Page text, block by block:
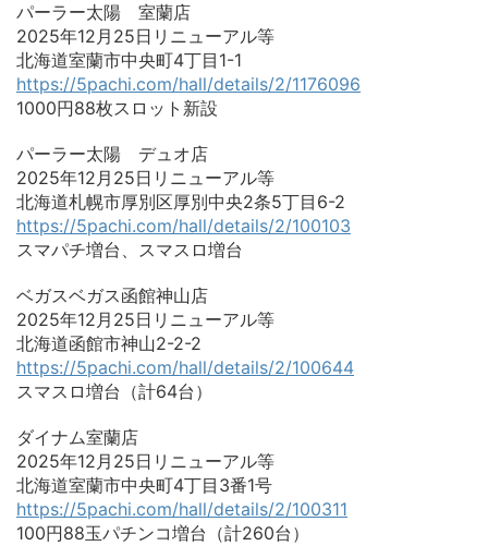
パーラー太陽 室蘭店
2025年12月25日リニューアル等
北海道室蘭市中央町4丁目1-1
https://5pachi.com/hall/details/2/1176096
1000円88枚スロット新設
パーラー太陽 デュオ店
2025年12月25日リニューアル等
北海道札幌市厚別区厚別中央2条5丁目6-2
https://5pachi.com/hall/details/2/100103
スマパチ増台、スマスロ増台
ベガスベガス函館神山店
2025年12月25日リニューアル等
北海道函館市神山2-2-2
https://5pachi.com/hall/details/2/100644
スマスロ増台（計64台）
ダイナム室蘭店
2025年12月25日リニューアル等
北海道室蘭市中央町4丁目3番1号
https://5pachi.com/hall/details/2/100311
100円88玉パチンコ増台（計260台）